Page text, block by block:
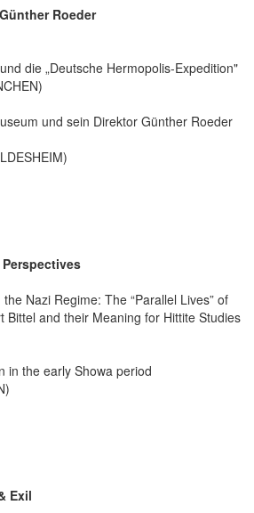
Roeder
die „Deutsche Hermopolis-Expedition"
und sein Direktor Günther Roeder
Nazi Regime: The “Parallel Lives” of
Bittel and their Meaning for Hittite Studies
in the early Showa period
Exil